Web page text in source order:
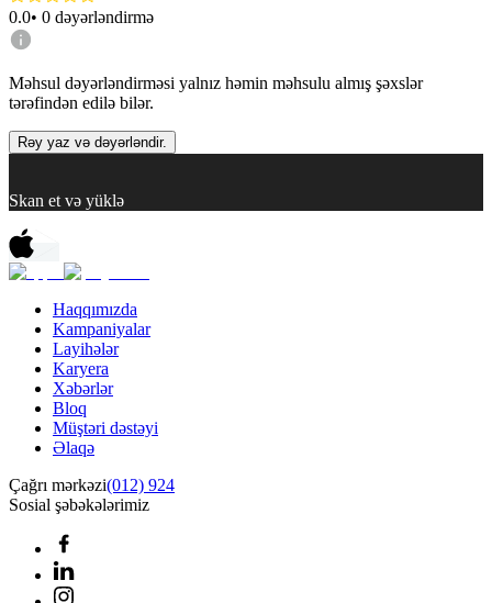
0.0• 0 dəyərləndirmə
Məhsul dəyərləndirməsi yalnız həmin məhsulu almış şəxslər
tərəfindən edilə bilər.
Rəy yaz və dəyərləndir.
Skan et və yüklə
Haqqımızda
Kampaniyalar
Layihələr
Karyera
Xəbərlər
Bloq
Müştəri dəstəyi
Əlaqə
Çağrı mərkəzi(012) 924
Sosial şəbəkələrimiz